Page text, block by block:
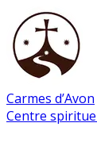
Carmes d’Avon
Centre